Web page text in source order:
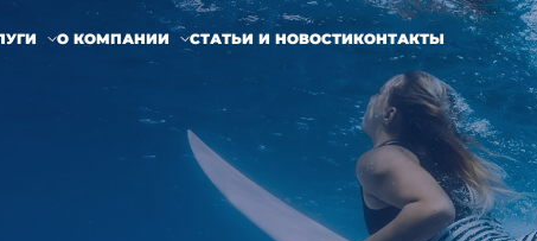
О КОМПАНИИ СТАТЬИ И НОВОСТИКОНТАКТЫ